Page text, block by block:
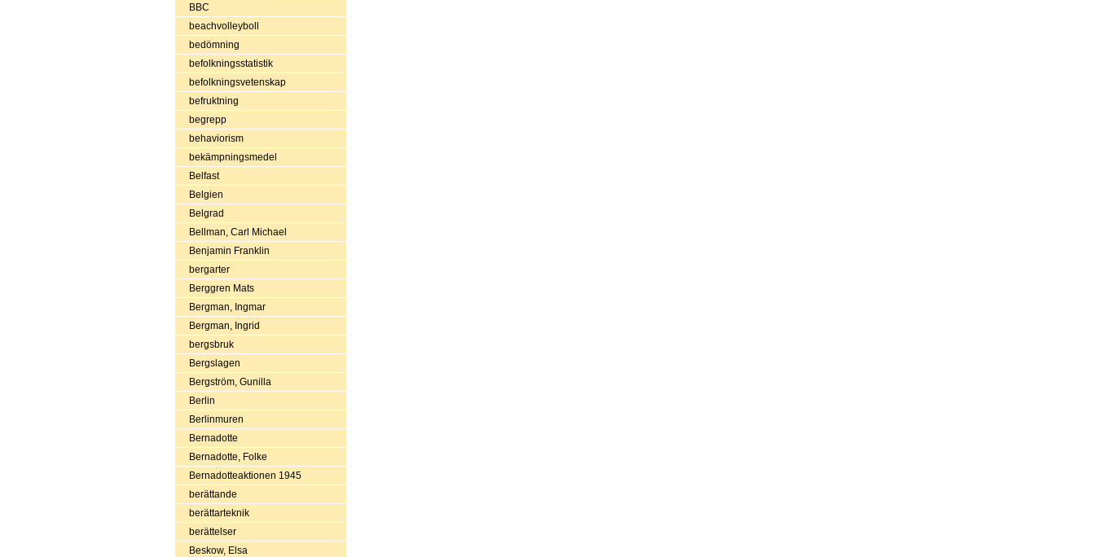
BBC
beachvolleyboll
bedömning
befolkningsstatistik
befolkningsvetenskap
befruktning
begrepp
behaviorism
bekämpningsmedel
Belfast
Belgien
Belgrad
Bellman, Carl Michael
Benjamin Franklin
bergarter
Berggren Mats
Bergman, Ingmar
Bergman, Ingrid
bergsbruk
Bergslagen
Bergström, Gunilla
Berlin
Berlinmuren
Bernadotte
Bernadotte, Folke
Bernadotteaktionen 1945
berättande
berättarteknik
berättelser
Beskow, Elsa